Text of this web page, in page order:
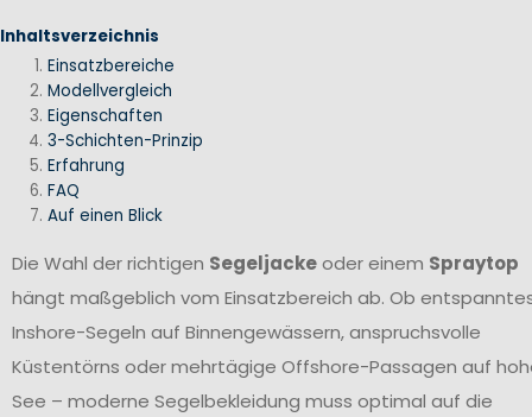
Inhaltsverzeichnis
Einsatzbereiche
Modellvergleich
Eigenschaften
3-Schichten-Prinzip
Erfahrung
FAQ
Auf einen Blick
Die Wahl der richtigen Segeljackeoder einem Spraytop
hängt maßgeblich vom Einsatzbereich ab. Ob
Inshore-Segeln auf Binnengewässern, anspruchsvolle
Küstentörns oder mehrtägige Offshore-Passagen auf
See – moderne Segelbekleidung muss optimal auf die